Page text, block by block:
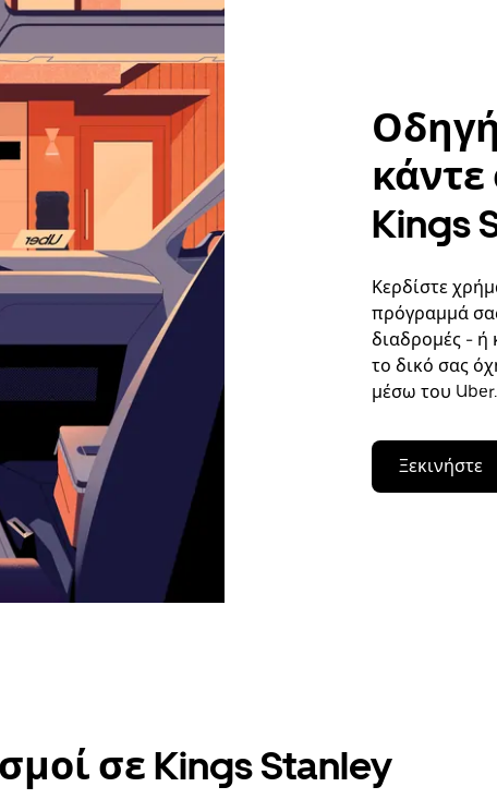
κάντε
Kings
Κερδίστε
πρόγραμμά
διαδρομές - ή
το δικό σας
μέσω του Uber.
Ξεκινήστε
σε Kings Stanley